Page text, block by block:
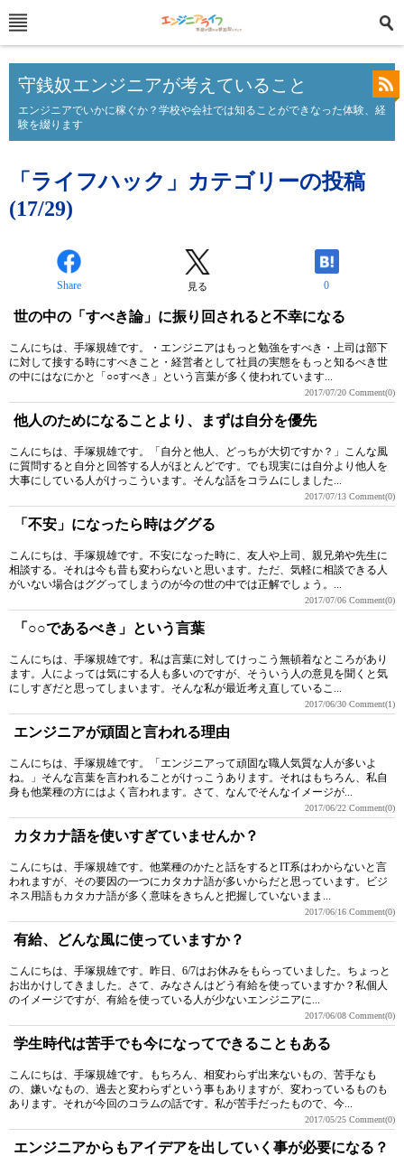
守銭奴エンジニアが考えていること
エンジニアでいかに稼ぐか？学校や会社では知ることができなった体験、経
験を綴ります
「ライフハック」カテゴリーの投稿
(17/29)
Share 見る 0
世の中の「すべき論」に振り回されると不幸になる
こんにちは、手塚規雄です。・エンジニアはもっと勉強をすべき・上司は部下
に対して接する時にすべきこと・経営者として社員の実態をもっと知るべき世
の中にはなにかと「○○すべき」という言葉が多く使われています...
2017/07/20 Comment(0)
他人のためになることより、まずは自分を優先
こんにちは、手塚規雄です。「自分と他人、どっちが大切ですか？」こんな風
に質問すると自分と回答する人がほとんどです。でも現実には自分より他人を
大事にしている人がけっこういます。そんな話をコラムにしました...
2017/07/13 Comment(0)
「不安」になったら時はググる
こんにちは、手塚規雄です。不安になった時に、友人や上司、親兄弟や先生に
相談する。それは今も昔も変わらないと思います。ただ、気軽に相談できる人
がいない場合はググってしまうのが今の世の中では正解でしょう。...
2017/07/06 Comment(0)
「○○であるべき」という言葉
こんにちは、手塚規雄です。私は言葉に対してけっこう無頓着なところがあり
ます。人によっては気にする人も多いのですが、そういう人の意見を聞くと気
にしすぎだと思ってしまいます。そんな私が最近考え直しているこ...
2017/06/30 Comment(1)
エンジニアが頑固と言われる理由
こんにちは、手塚規雄です。「エンジニアって頑固な職人気質な人が多いよ
ね。」そんな言葉を言われることがけっこうあります。それはもちろん、私自
身も他業種の方にはよく言われます。さて、なんでそんなイメージが...
2017/06/22 Comment(0)
カタカナ語を使いすぎていませんか？
こんにちは、手塚規雄です。他業種のかたと話をするとIT系はわからないと言
われますが、その要因の一つにカタカナ語が多いからだと思っています。ビジ
ネス用語もカタカナ語が多く意味をきちんと把握していないまま...
2017/06/16 Comment(0)
有給、どんな風に使っていますか？
こんにちは、手塚規雄です。昨日、6/7はお休みをもらっていました。ちょっと
お出かけしてきました。さて、みなさんはどう有給を使っていますか？私個人
のイメージですが、有給を使っている人が少ないエンジニアに...
2017/06/08 Comment(0)
学生時代は苦手でも今になってできることもある
こんにちは、手塚規雄です。もちろん、相変わらず出来ないもの、苦手なも
の、嫌いなもの、過去と変わらずという事もありますが、変わっているものも
あります。それが今回のコラムの話です。私が苦手だったもので、今...
2017/05/25 Comment(0)
エンジニアからもアイデアを出していく事が必要になる？